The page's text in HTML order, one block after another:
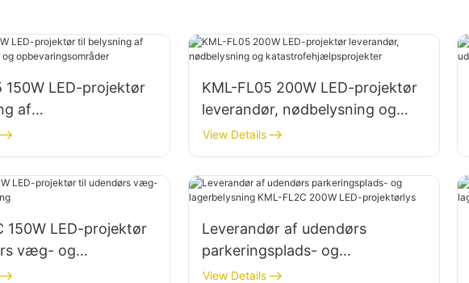
150W LED-projektør
af
og
KML-FL05 200W LED-projektør
leverandør, nødbelysning og
katastrofehjælpsprojekter
View Details
150W LED-projektør
væg- og
Leverandør af udendørs
parkeringsplads- og
lagerbelysning KML-FL2C 200W
View Details